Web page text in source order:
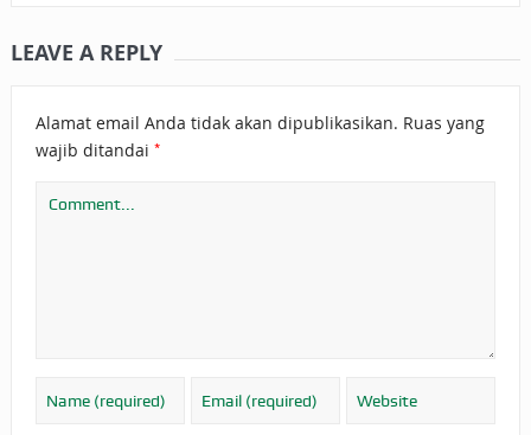
LEAVE A REPLY
Alamat email Anda tidak akan dipublikasikan. Ruas yang
wajib ditandai *